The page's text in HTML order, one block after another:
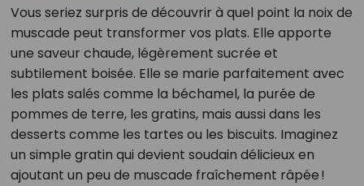
Vous seriez surpris de découvrir à quel point la noix de
muscade peut transformer vos plats. Elle apporte
une saveur chaude, légèrement sucrée et
subtilement boisée. Elle se marie parfaitement avec
les plats salés comme la béchamel, la purée de
pommes de terre, les gratins, mais aussi dans les
desserts comme les tartes ou les biscuits. Imaginez
un simple gratin qui devient soudain délicieux en
ajoutant un peu de muscade fraîchement râpée !